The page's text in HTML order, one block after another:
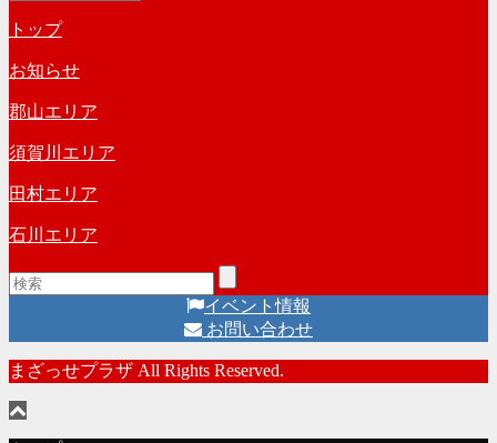
ー
カ
イ
ブ
トップ
お知らせ
郡山エリア
須賀川エリア
田村エリア
石川エリア
イベント情報
お問い合わせ
まざっせプラザ All Rights Reserved.